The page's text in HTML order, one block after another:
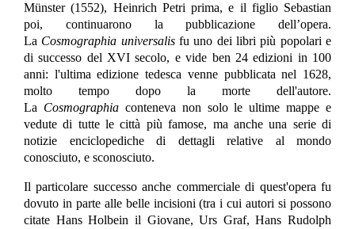
Münster (1552), Heinrich Petri prima, e il figlio Sebastian
poi, continuarono la pubblicazione dell’opera.
La Cosmographia universalisfu uno dei libri più popolari e
di successo del XVI secolo, e vide ben 24 edizioni in 100
anni: l'ultima edizione tedesca venne pubblicata nel 1628,
molto tempo dopo la morte dell'autore.
La Cosmographia conteneva non solo le ultime mappe e
vedute di tutte le città più famose, ma anche una serie di
notizie enciclopediche di dettagli relative al mondo
conosciuto, e sconosciuto.
Il particolare successo anche commerciale di quest'opera fu
dovuto in parte alle belle incisioni (tra i cui autori si possono
citate Hans Holbein il Giovane, Urs Graf, Hans Rudolph